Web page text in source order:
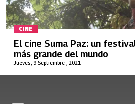
CINE
Jueves, 9 Septiembre , 2021
El cine Suma Paz: un
más grande del mundo